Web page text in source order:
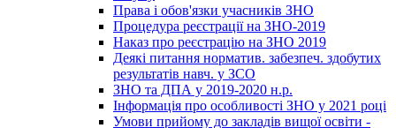
Права і обов'язки учасників ЗНО
Процедура реєстрації на ЗНО-2019
Наказ про реєстрацію на ЗНО 2019
Деякі питання норматив. забезпеч. здобутих
результатів навч. у ЗСО
ЗНО та ДПА у 2019-2020 н.р.
Інформація про особливості ЗНО у 2021 році
Умови прийому до закладів вищої освіти -